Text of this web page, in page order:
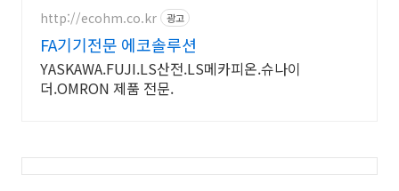
http://ecohm.co.kr 광고
FA기기전문 에코솔루션
YASKAWA.FUJI.LS산전.LS메카피온.슈나이
더.OMRON 제품 전문.